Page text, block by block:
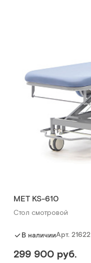
МЕТ KS-610
Стол смотровой
В наличииАрт. 21622
299 900 руб.